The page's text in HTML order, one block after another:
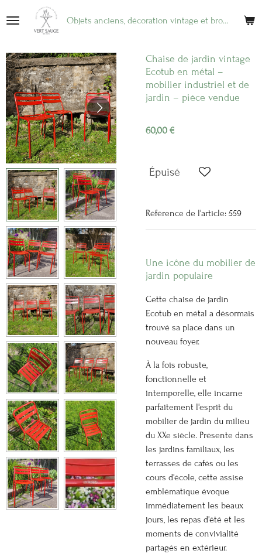
Passer
au
principal
Objets anciens, décoration vintage et brocante en ligne
Chaise de jardin vintage
Ecotub en métal –
mobilier industriel et de
jardin – pièce vendue
60,00 €
Épuisé
Référence de l'article: 559
Une icône du mobilier de
jardin populaire
Cette chaise de jardin
Ecotub en métal a désormais
trouvé sa place dans un
nouveau foyer.
À la fois robuste,
fonctionnelle et
intemporelle, elle incarne
parfaitement l'esprit du
mobilier de jardin du milieu
du XXe siècle. Présente dans
les jardins familiaux, les
terrasses de cafés ou les
cours d'école, cette assise
emblématique évoque
immédiatement les beaux
jours, les repas d'été et les
moments de convivialité
partagés en extérieur.